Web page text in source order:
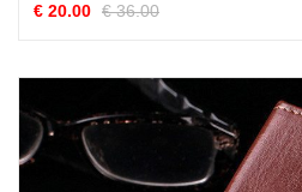
€ 20.00 € 36.00